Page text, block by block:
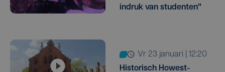
indruk van studenten"
vr 23 januari | 12:20
Historisch Howest-